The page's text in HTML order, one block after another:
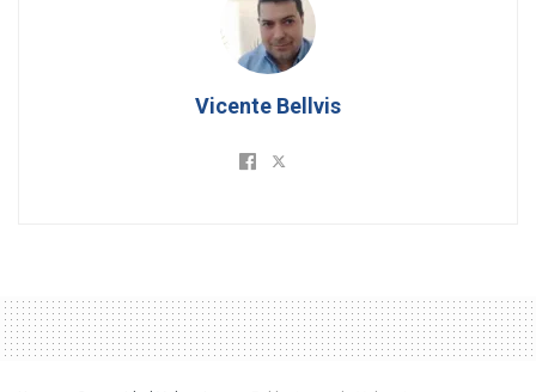
Vicente Bellvis